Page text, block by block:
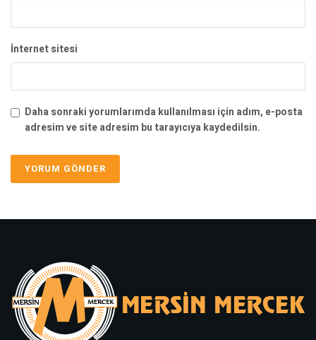
İnternet sitesi
Daha sonraki yorumlarımda kullanılması için adım, e-posta
adresim ve site adresim bu tarayıcıya kaydedilsin.